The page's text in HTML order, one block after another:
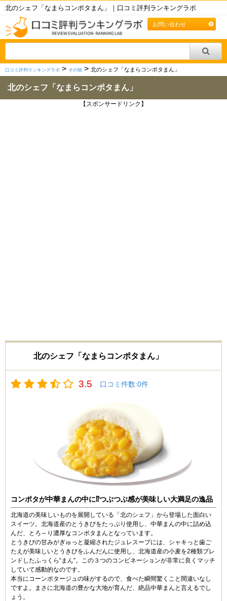
北のシェフ「なまらコンポタまん」｜口コミ評判ランキングラボ
お問い合わせ
口コミ評判ランキングラボ > その他 > 北のシェフ「なまらコンポタまん」
北のシェフ「なまらコンポタまん」
【スポンサードリンク】
北のシェフ「なまらコンポタまん」
3.5 口コミ件数:0件
コンポタが中華まんの中に⁉つぶつぶ感が美味しい大満足の逸品
北海道の美味しいものを展開している「北のシェフ」から登場した面白い
スイーツ。北海道産のとうきびをたっぷり使用し、中華まんの中に詰め込
んだ、とろ～り濃厚なコンボタまんとなっています。
とうきびの甘みがぎゅっと凝縮されたジュレスープには、シャキっと歯ご
たえが美味しいとうきびをふんだんに使用し、北海道産の小麦を2種類ブレ
ンドしたふっくら“まん”。この３つのコンビネーションが非常に良くマッチ
していて感動的なのです。
本当にコーンポタージュの味がするので、食べた瞬間驚くこと間違いなし
ですよ。まさに北海道の豊かな大地が育んだ、絶品中華まんと言えるでし
ょう。